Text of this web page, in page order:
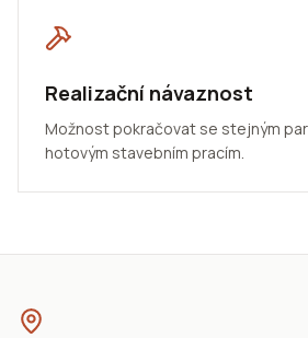
Realizační návaznost
Možnost pokračovat se stejným
hotovým stavebním pracím.